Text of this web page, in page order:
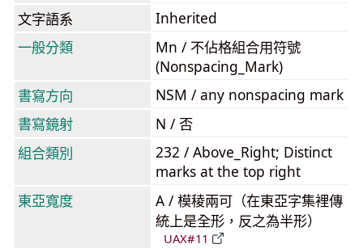
文字語系
Inherited
一般分類
Mn / 不佔格組合用符號
(Nonspacing_Mark)
書寫方向
NSM / any nonspacing mark
書寫鏡射
N / 否
組合類別
232 / Above_Right; Distinct
marks at the top right
東亞寬度
A / 模稜兩可（在東亞字集裡傳
統上是全形，反之為半形）
UAX#11